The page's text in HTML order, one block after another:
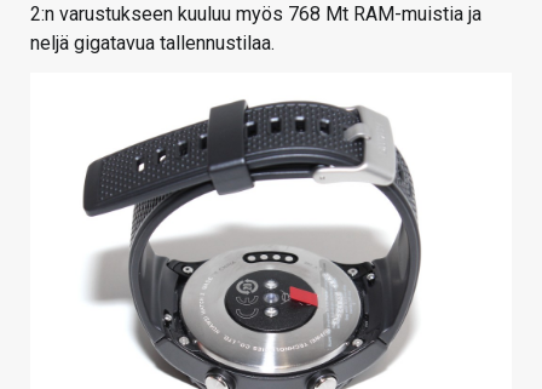
2:n varustukseen kuuluu myös 768 Mt RAM-muistia ja
neljä gigatavua tallennustilaa.